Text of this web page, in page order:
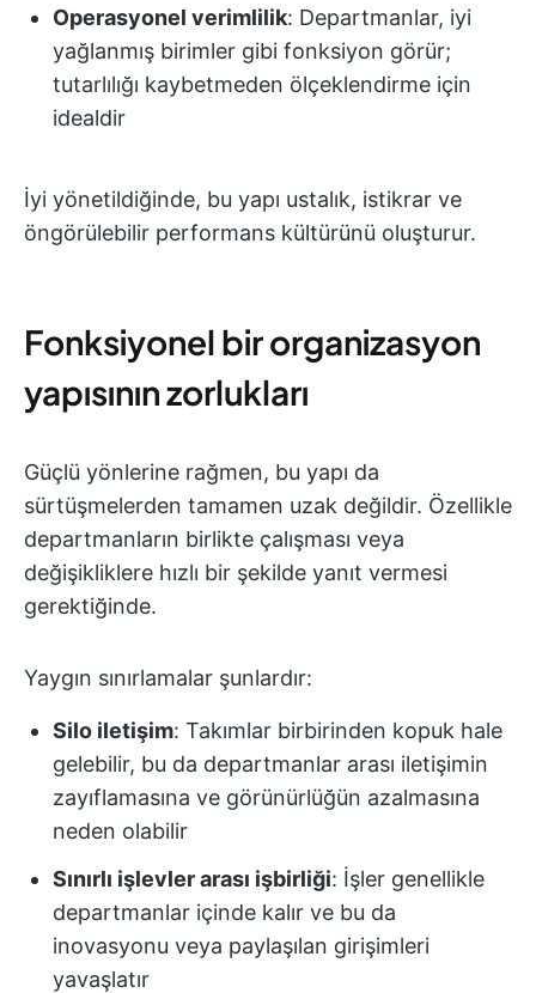
Operasyonel verimlilik: Departmanlar, iyi
yağlanmış birimler gibi fonksiyon görür;
tutarlılığı kaybetmeden ölçeklendirme için
idealdir
İyi yönetildiğinde, bu yapı ustalık, istikrar ve
öngörülebilir performans kültürünü oluşturur.
Fonksiyonel bir organizasyon
yapısının zorlukları
Güçlü yönlerine rağmen, bu yapı da
sürtüşmelerden tamamen uzak değildir. Özellikle
departmanların birlikte çalışması veya
değişikliklere hızlı bir şekilde yanıt vermesi
gerektiğinde.
Yaygın sınırlamalar şunlardır:
Silo iletişim: Takımlar birbirinden kopuk hale
gelebilir, bu da departmanlar arası iletişimin
zayıflamasına ve görünürlüğün azalmasına
neden olabilir
Sınırlı işlevler arası işbirliği: İşler genellikle
departmanlar içinde kalır ve bu da
inovasyonu veya paylaşılan girişimleri
yavaşlatır